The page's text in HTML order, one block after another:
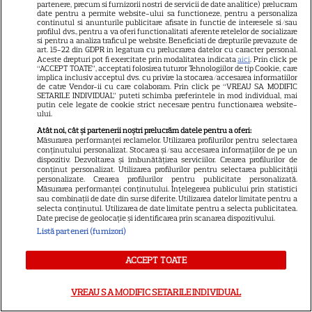
Când începe sezonul 3 din
„The Walking Dead: Dead City”
ARTICOLE PARTENERI
Câte calorii are pepenele
galben – beneficii și
contraindicații
partenere, precum si furnizorii nostri de servicii de date analitice) prelucram
date pentru a permite website-ului sa functioneze, pentru a personaliza
continutul si anunturile publicitare afisate in functie de interesele si/sau
profilul dvs., pentru a va oferi functionalitati aferente retelelor de socializare
si pentru a analiza traficul pe website. Beneficiati de drepturile prevazute de
art. 15-22 din GDPR in legatura cu prelucrarea datelor cu caracter personal.
Aceste drepturi pot fi exercitate prin modalitatea indicataaici. Prin click pe
“ACCEPT TOATE”, acceptati folosirea tuturor Tehnologiilor de tip Cookie, care
implica inclusiv acceptul dvs. cu privire la stocarea/accesarea informatiilor
de catre Vendor-ii cu care colaboram. Prin click pe “VREAU SA MODIFIC
SETARILE INDIVIDUAL” puteti schimba preferintele in mod individual, mai
putin cele legate de cookie strict necesare pentru functionarea website-
ului.
Atât noi, cât și partenerii noștri prelucrăm datele pentru a oferi:
Măsurarea performanței reclamelor. Utilizarea profilurilor pentru selectarea
conținutului personalizat. Stocarea și/sau accesarea informațiilor de pe un
dispozitiv. Dezvoltarea și îmbunătățirea serviciilor. Crearea profilurilor de
conținut personalizat. Utilizarea profilurilor pentru selectarea publicității
personalizate. Crearea profilurilor pentru publicitate personalizată.
Măsurarea performanței conținutului. Înțelegerea publicului prin statistici
sau combinații de date din surse diferite. Utilizarea datelor limitate pentru a
selecta conținutul. Utilizarea de date limitate pentru a selecta publicitatea.
Date precise de geolocație și identificarea prin scanarea dispozitivului.
Listă parteneri (furnizori)
ACCEPT TOATE
VREAU SA MODIFIC SETARILE INDIVIDUAL